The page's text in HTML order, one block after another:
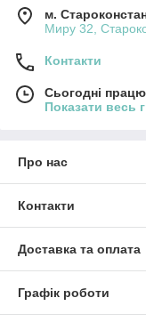
м.
Миру 32,
Контакти
Сьогодні
Показати весь
Про нас
Контакти
Доставка та оплата
Графік роботи